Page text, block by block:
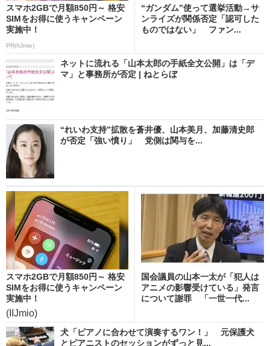
スマホ2GBで月額850円～ 格安
SIMをお得に使うキャンペーン
実施中！
PR(IIJmio)
“ガンダム”使って選挙活動→サ
ンライズが関係否定「認可した
ものではない」 ファン...
ネットに流れる「山本太郎の手紙全文公開」は「デ
マ」と事務所が否定 | ねとらぼ
“れいわ支持”拡散を蒼井優、山本美月、加藤清史郎
が否定「強い憤り」 党側は関与を...
スマホ2GBで月額850円～ 格安
SIMをお得に使うキャンペーン
実施中！
(IIJmio)
国会議員の山本一太が「犯人は
アニメの影響受けている」発言
について謝罪 「一世一代...
犬「ピアノに合わせて演奏するワン！」 元保護犬
とピアニストのセッションがずっと見...